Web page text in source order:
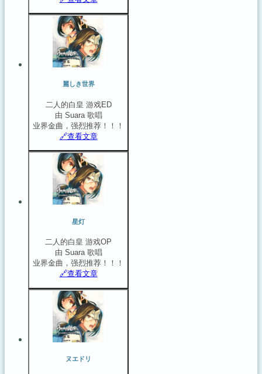
麗しき世界
二人的白皇 游戏ED
由 Suara 歌唱
业界金曲，强烈推荐！！！
🔗️查看文章
星灯
二人的白皇 游戏OP
由 Suara 歌唱
业界金曲，强烈推荐！！！
🔗️查看文章
ヌエドリ